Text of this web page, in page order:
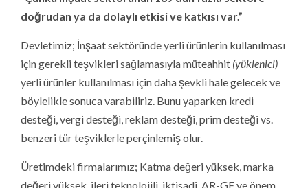
doğrudan ya da dolaylı etkisi ve katkısı var.”
Devletimiz; İnşaat sektöründe yerli ürünlerin kullanılması
için gerekli teşvikleri sağlamasıyla müteahhit (yüklenici)
yerli ürünler kullanılması için daha şevkli hale gelecek ve
böylelikle sonuca varabiliriz. Bunu yaparken kredi
desteği, vergi desteği, reklam desteği, prim desteği vs.
benzeri tür teşviklerle perçinlemiş olur.
Üretimdeki firmalarımız; Katma değeri yüksek, marka
değeri yüksek, ileri teknolojili, iktisadi, AR-GE ye önem